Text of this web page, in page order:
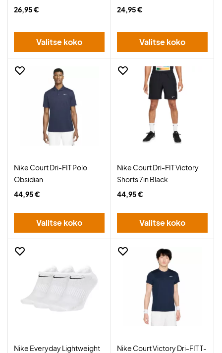
26,95 €
Valitse koko
24,95 €
Valitse koko
Nike Court Dri-FIT Polo
Obsidian
44,95 €
Valitse koko
Nike Court Dri-FIT Victory
Shorts 7in Black
44,95 €
Valitse koko
Nike Everyday Lightweight
Nike Court Victory Dri-FIT T-